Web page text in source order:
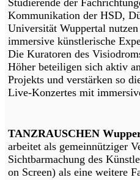
Studierende der
Kommunikation der HSD,
Universität Wuppertal
immersive künstlerische
Die Kuratoren des
Höher beteiligen sich aktiv
Projekts und verstärken so
Live-Konzertes mit
TANZRAUSCHEN
arbeitet als gemeinnütziger
Sichtbarmachung des
on Screen) als eine weitere